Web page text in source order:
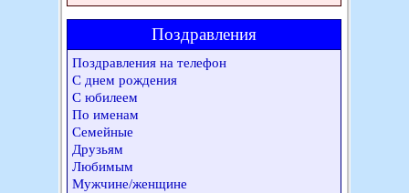
Поздравления
Поздравления на телефон
С днем рождения
С юбилеем
По именам
Семейные
Друзьям
Любимым
Мужчине/женщине